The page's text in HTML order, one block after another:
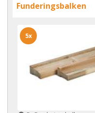
Funderingsbalken
5x